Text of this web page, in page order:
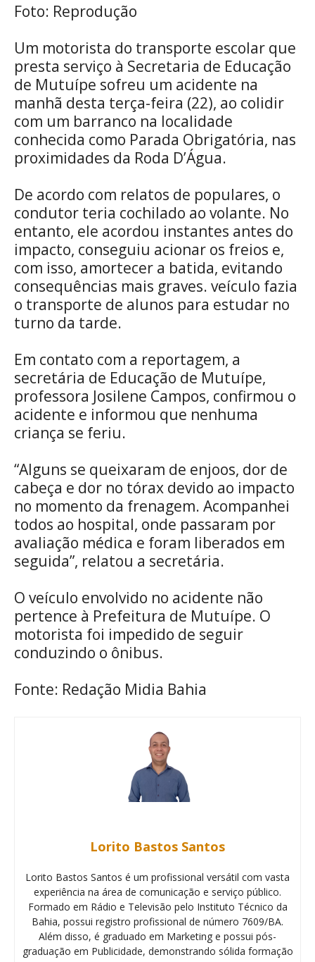
Foto: Reprodução
Um motorista do transporte escolar que
presta serviço à Secretaria de Educação
de Mutuípe sofreu um acidente na
manhã desta terça-feira (22), ao colidir
com um barranco na localidade
conhecida como Parada Obrigatória, nas
proximidades da Roda D’Água.
De acordo com relatos de populares, o
condutor teria cochilado ao volante. No
entanto, ele acordou instantes antes do
impacto, conseguiu acionar os freios e,
com isso, amortecer a batida, evitando
consequências mais graves. veículo fazia
o transporte de alunos para estudar no
turno da tarde.
Em contato com a reportagem, a
secretária de Educação de Mutuípe,
professora Josilene Campos, confirmou o
acidente e informou que nenhuma
criança se feriu.
“Alguns se queixaram de enjoos, dor de
cabeça e dor no tórax devido ao impacto
no momento da frenagem. Acompanhei
todos ao hospital, onde passaram por
avaliação médica e foram liberados em
seguida”, relatou a secretária.
O veículo envolvido no acidente não
pertence à Prefeitura de Mutuípe. O
motorista foi impedido de seguir
conduzindo o ônibus.
Fonte: Redação Midia Bahia
Lorito Bastos Santos
Lorito Bastos Santos é um profissional versátil com vasta
experiência na área de comunicação e serviço público.
Formado em Rádio e Televisão pelo Instituto Técnico da
Bahia, possui registro profissional de número 7609/BA.
Além disso, é graduado em Marketing e possui pós-
graduação em Publicidade, demonstrando sólida formação